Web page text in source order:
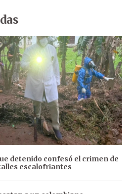
detenido confesó el crimen de
escalofriantes